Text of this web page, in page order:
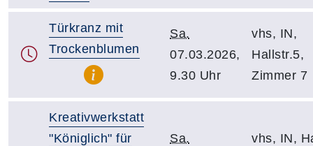
Türkranz mit
Trockenblumen
Sa.
07.03.2026,
9.30 Uhr
vhs, IN,
Hallstr.5,
Zimmer 7
Kreativwerkstatt
"Königlich" für
Sa.
vhs, IN,